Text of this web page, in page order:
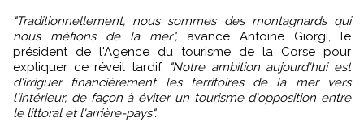
"Traditionnellement, nous sommes des montagnards qui
nous méfions de la mer", avance Antoine Giorgi, le
président de l'Agence du tourisme de la Corse pour
expliquer ce réveil tardif.
"Notre ambition aujourd'hui est
d'irriguer financièrement les territoires de la mer vers
l'intérieur, de façon à éviter un tourisme d'opposition entre
le littoral et l'arrière-pays".